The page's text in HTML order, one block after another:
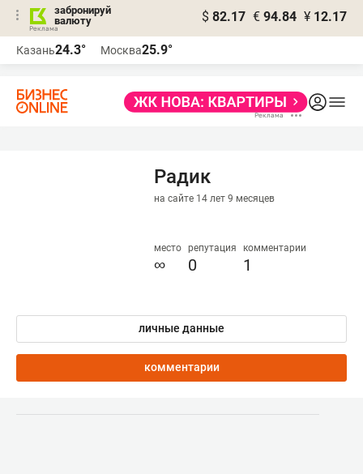
забронируй
валюту
$ 82.17 € 94.84 ¥ 12.17
Казань24.3° Москва25.9°
Радик
на сайте 14 лет 9 месяцев
место
∞
репутация
0
комментарии
1
личные данные
комментарии